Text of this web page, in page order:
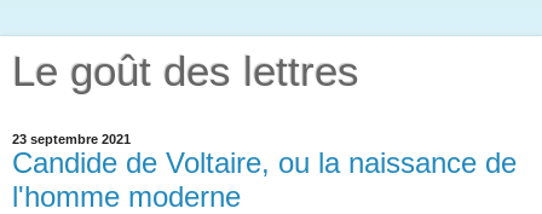
Le goût des lettres
23 septembre 2021
Candide de Voltaire, ou la naissance de
l'homme moderne